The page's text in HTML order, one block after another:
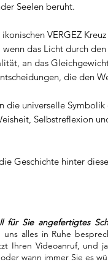
Seelen beruht.
VERGEZ
das Licht durch
an das
die den
die universelle Symbolik
Selbstreflexion
Geschichte hinter
für Sie angefertigtes
uns alles in Ruhe
Ihren Videoanruf, und
wann immer Sie es